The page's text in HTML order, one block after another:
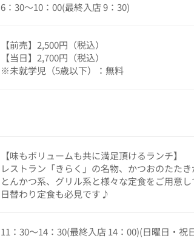
6：30～10：00(最終入店 9：30)
【前売】2,500円（税込）
【当日】2,700円（税込）
※未就学児（5歳以下）：無料
【味もボリュームも共に満足頂けるランチ】
レストラン「きらく」の名物、かつおのたたき
とんかつ系、グリル系と様々な定食をご用意し
日替わり定食も必見です♪
11：30～14：30(最終入店 14：00)(日曜日・祝